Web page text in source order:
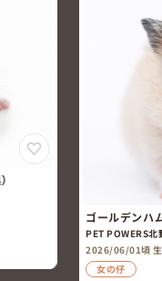
ゴールデンハ
アー）
PET POWERS北
2026/06/01頃
女の仔